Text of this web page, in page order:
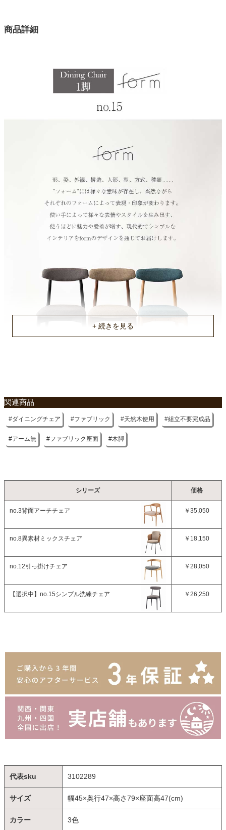
3色
天然木（アッシュ）
商品詳細
関連商品
ダイニングチェア ファブリック 天然木使用 組立不要完成品
アーム無 ファブリック座面 木脚
シリーズ 価格
no.3背面アーチチェア ￥35,050
no.8異素材ミックスチェア ￥18,150
no.12引っ掛けチェア ￥28,050
【選択中】 no.15シンプル洗練チェア ￥26,250
代表sku 3102289
サイズ 幅45×奥行47×高さ79×座面高47(cm)
カラー 3色